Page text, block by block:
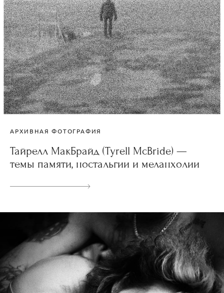
АРХИВНАЯ ФОТОГРАФИЯ
Тайрелл МакБрайд (Tyrell McBride) —
темы памяти, ностальгии и меланхолии